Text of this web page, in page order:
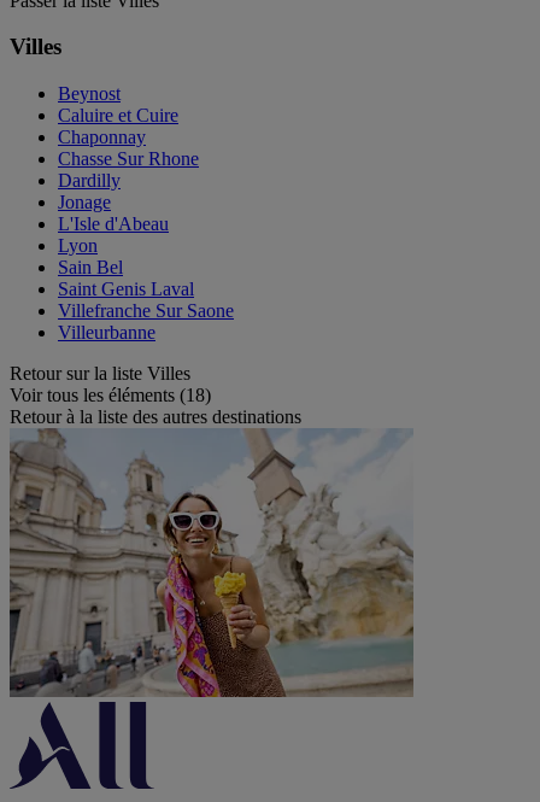
Villes
Beynost
Caluire et Cuire
Chaponnay
Chasse Sur Rhone
Dardilly
Jonage
L'Isle d'Abeau
Lyon
Sain Bel
Saint Genis Laval
Villefranche Sur Saone
Villeurbanne
Retour sur la liste Villes
Voir tous les éléments (18)
Retour à la liste des autres destinations